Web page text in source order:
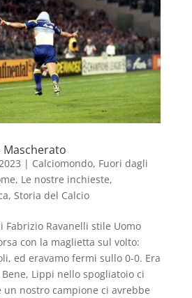
Mascherato
| Calciomondo, Fuori dagli
, Le nostre inchieste,
, Storia del Calcio
Fabrizio Ravanelli stile Uomo
con la maglietta sul volto:
ed eravamo fermi sullo 0-0. Era
Lippi nello spogliatoio ci
un nostro campione ci avrebbe